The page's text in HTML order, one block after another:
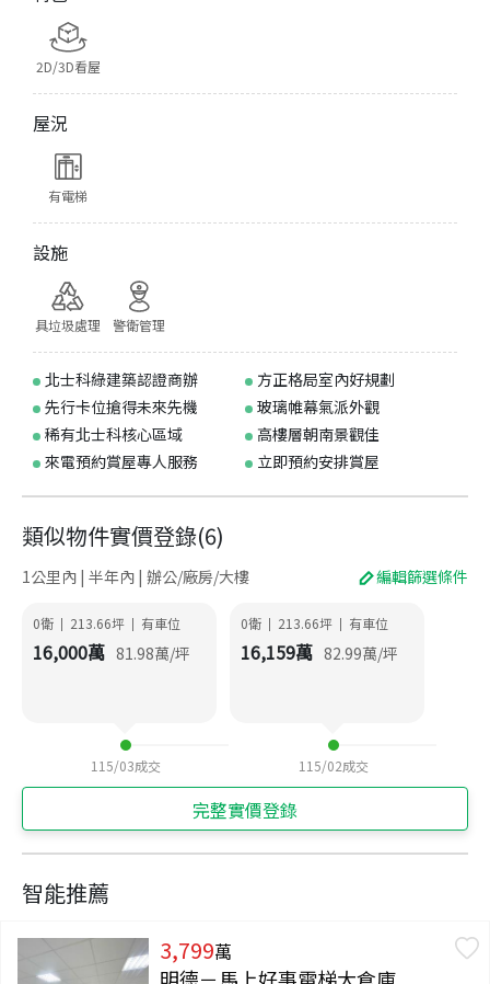
2D/3D看屋
屋況
有電梯
設施
具垃圾處理 警衛管理
北士科綠建築認證商辦
方正格局室內好規劃
先行卡位搶得未來先機
玻璃帷幕氣派外觀
稀有北士科核心區域
高樓層朝南景觀佳
來電預約賞屋專人服務
立即預約安排賞屋
類似物件實價登錄(6)
1公里內 | 半年內 | 辦公/廠房/大樓 編輯篩選條件
0衛 | 213.66坪 | 有車位
16,000萬 81.98萬/坪
115/03成交
0衛 | 213.66坪 | 有車位
16,159萬 82.99萬/坪
115/02成交
完整實價登錄
智能推薦
3,799萬
明德－馬上好事電梯大倉庫